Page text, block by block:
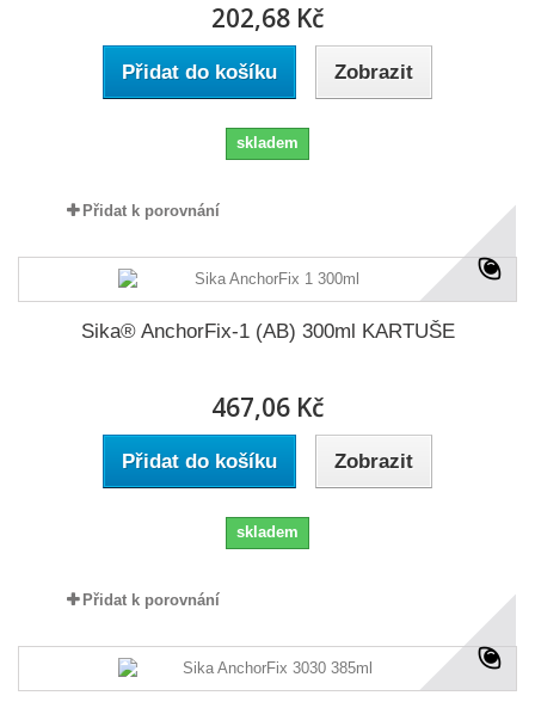
202,68 Kč
Přidat do košíku Zobrazit
skladem
Přidat k porovnání
Sika® AnchorFix-1 (AB) 300ml KARTUŠE
467,06 Kč
Přidat do košíku Zobrazit
skladem
Přidat k porovnání